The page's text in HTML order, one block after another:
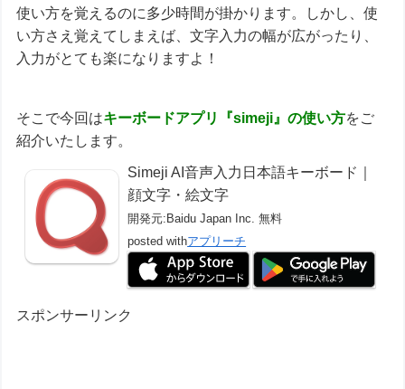
使い方を覚えるのに多少時間が掛かります。しかし、使
い方さえ覚えてしまえば、文字入力の幅が広がったり、
入力がとても楽になりますよ！
そこで今回はキーボードアプリ 『simeji 』の使い方をご
紹介いたします。
Simeji AI音声入力日本語キーボード｜
顔文字・絵文字
開発元: Baidu Japan Inc. 無料
posted withアプリーチ
スポンサーリンク